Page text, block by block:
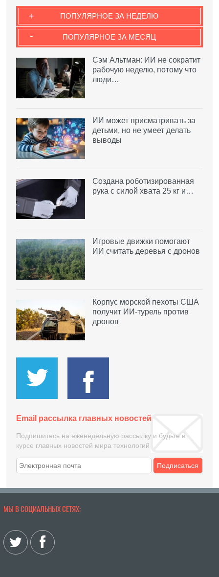
ПОПУЛЯРНОЕ ЗА НЕДЕЛЮ
+
ПОПУЛЯРНОЕ ЗА МЕСЯЦ
-
Сэм Альтман: ИИ не сократит
рабочую неделю, потому что
люди…
ИИ может присматривать за
детьми, но не умеет делать
выводы
Создана роботизированная
рука с силой хвата 25 кг и…
Игровые движки помогают
ИИ считать деревья с дронов
Корпус морской пехоты США
получит ИИ-турель против
дронов
Email рассылка главных новостей
Подпишитесь на еженедельную рассылку и будьте в
курсе главных новостей мира технологий
Подписаться
МЫ В СОЦИАЛЬНЫХ СЕТЯХ: